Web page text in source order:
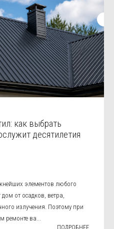
как выбрать
десятилетия
элементов любого
от осадков, ветра,
излучения. Поэтому при
ремонте ва...
ПОДРОБНЕЕ